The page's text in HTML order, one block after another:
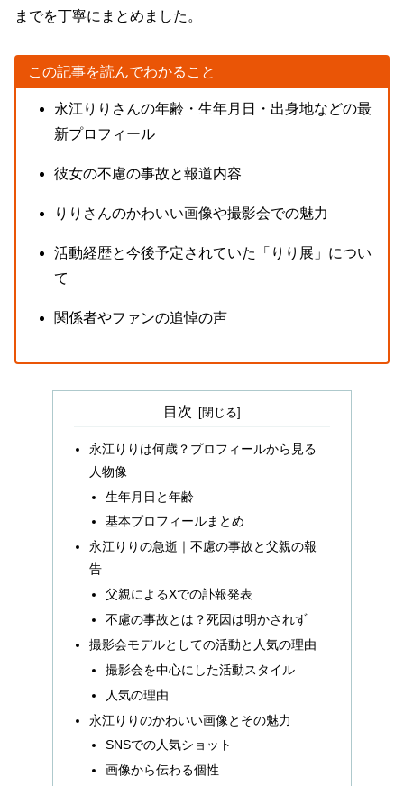
までを丁寧にまとめました。
この記事を読んでわかること
永江りりさんの年齢・生年月日・出身地などの最
新プロフィール
彼女の不慮の事故と報道内容
りりさんのかわいい画像や撮影会での魅力
活動経歴と今後予定されていた「りり展」につい
て
関係者やファンの追悼の声
目次
永江りりは何歳？プロフィールから見る
人物像
生年月日と年齢
基本プロフィールまとめ
永江りりの急逝｜不慮の事故と父親の報
告
父親によるXでの訃報発表
不慮の事故とは？死因は明かされず
撮影会モデルとしての活動と人気の理由
撮影会を中心にした活動スタイル
人気の理由
永江りりのかわいい画像とその魅力
SNSでの人気ショット
画像から伝わる個性